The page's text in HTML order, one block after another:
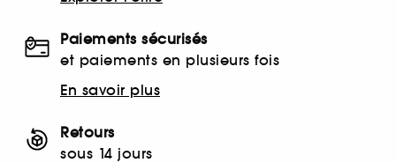
Paiements sécurisés
et paiements en plusieurs fois
En savoir plus
Retours
sous 14 jours